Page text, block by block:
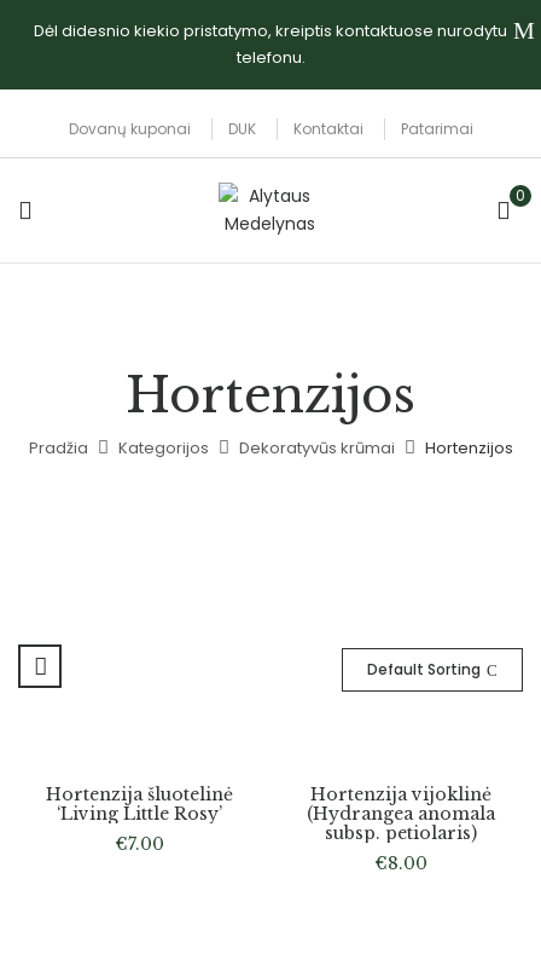
Dėl didesnio kiekio pristatymo, kreiptis kontaktuose nurodytu
telefonu.
Dovanų kuponai DUK Kontaktai Patarimai
0
Hortenzijos
Pradžia Kategorijos Dekoratyvūs krūmai Hortenzijos
Default Sorting
Hortenzija šluotelinė
‘Living Little Rosy’
€7.00
Hortenzija vijoklinė
(Hydrangea anomala
subsp. petiolaris)
€8.00